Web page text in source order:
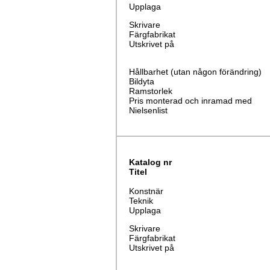
Upplaga
Skrivare
Färgfabrikat
Utskrivet på
Hållbarhet (utan någon förändring)
Bildyta
Ramstorlek
Pris monterad och inramad med
Nielsenlist
Katalog nr
Titel
Konstnär
Teknik
Upplaga
Skrivare
Färgfabrikat
Utskrivet på